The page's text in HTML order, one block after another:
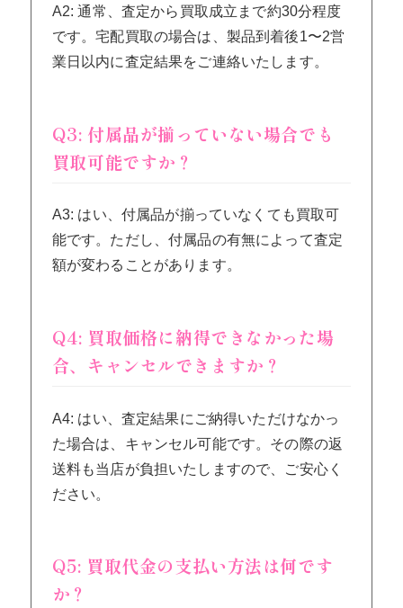
A2: 通常、査定から買取成立まで約30分程度
です。宅配買取の場合は、製品到着後1〜2営
業日以内に査定結果をご連絡いたします。
Q3: 付属品が揃っていない場合でも
買取可能ですか？
A3: はい、付属品が揃っていなくても買取可
能です。ただし、付属品の有無によって査定
額が変わることがあります。
Q4: 買取価格に納得できなかった場
合、キャンセルできますか？
A4: はい、査定結果にご納得いただけなかっ
た場合は、キャンセル可能です。その際の返
送料も当店が負担いたしますので、ご安心く
ださい。
Q5: 買取代金の支払い方法は何です
か？